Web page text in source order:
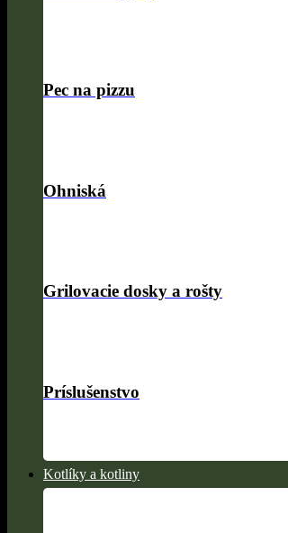
Pec na pizzu
Ohniská
Grilovacie dosky a rošty
Príslušenstvo
Kotlíky a kotliny